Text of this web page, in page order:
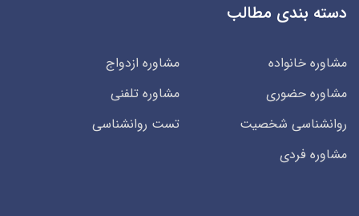
دسته بندی مطالب
مشاوره خانواده
مشاوره ازدواج
مشاوره حضوری
مشاوره تلفنی
روانشناسی شخصیت
تست روانشناسی
مشاوره فردی